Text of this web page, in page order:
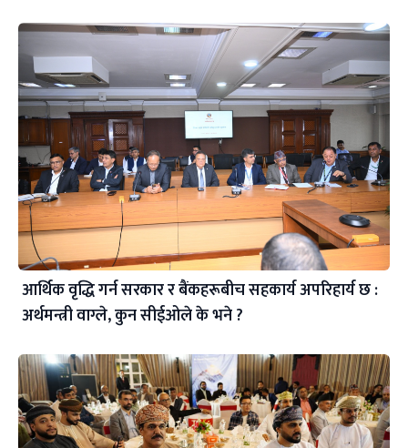
आर्थिक वृद्धि गर्न सरकार र बैंकहरूबीच सहकार्य अपरिहार्य छ :
अर्थमन्त्री वाग्ले, कुन सीईओले के भने ?